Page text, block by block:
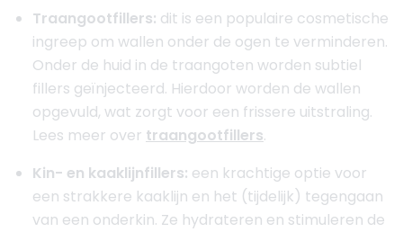
Traangootfillers: dit is een populaire cosmetische
ingreep om wallen onder de ogen te verminderen.
Onder de huid in de traangoten worden subtiel
fillers geïnjecteerd. Hierdoor worden de wallen
opgevuld, wat zorgt voor een frissere uitstraling.
Lees meer over traangootfillers.
Kin- en kaaklijnfillers: een krachtige optie voor
een strakkere kaaklijn en het (tijdelijk) tegengaan
van een onderkin. Ze hydrateren en stimuleren de